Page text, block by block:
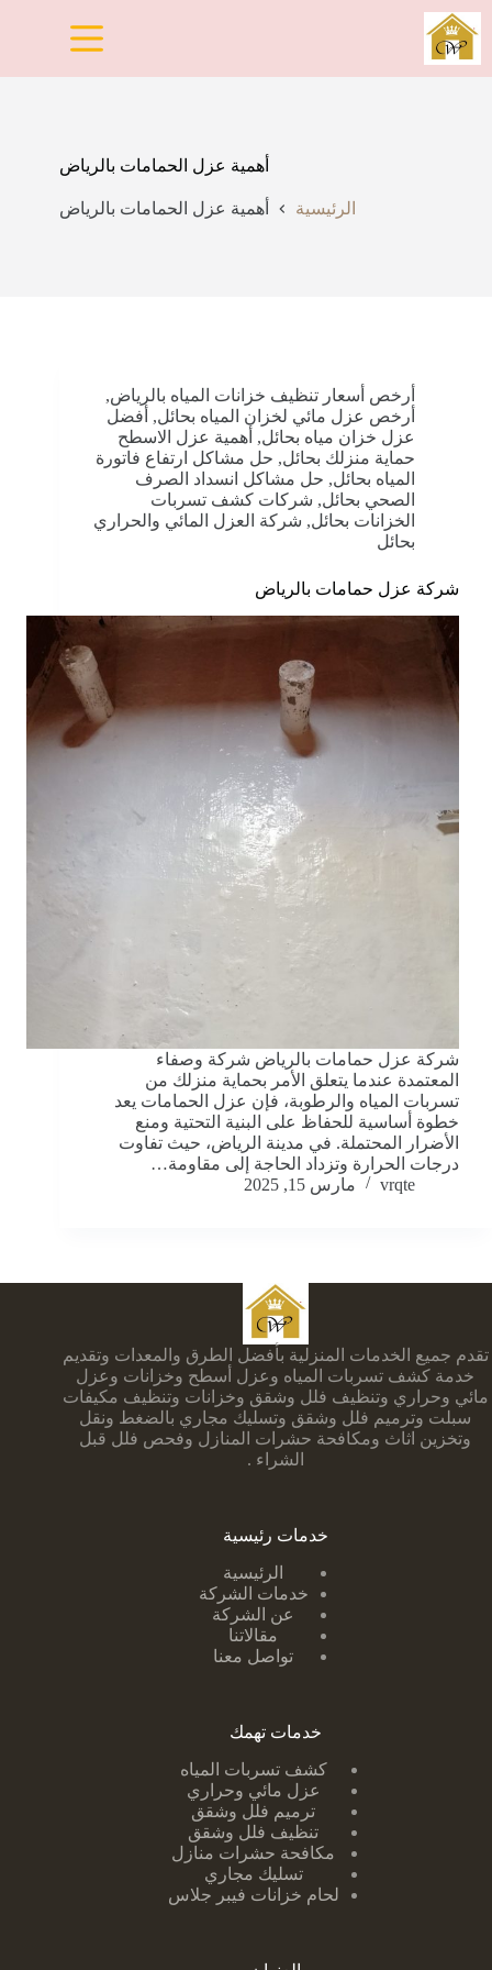
التجاوز
إلى
المحتوى
أهمية عزل الحمامات بالرياض
الرئيسية أهمية عزل الحمامات بالرياض
أرخص أسعار تنظيف خزانات المياه بالرياض,
أرخص عزل مائي لخزان المياه بحائل, أفضل
عزل خزان مياه بحائل, أهمية عزل الاسطح
حماية منزلك بحائل, حل مشاكل ارتفاع فاتورة
المياه بحائل, حل مشاكل انسداد الصرف
الصحي بحائل, شركات كشف تسربات
الخزانات بحائل, شركة العزل المائي والحراري
بحائل
شركة عزل حمامات بالرياض
شركة عزل حمامات بالرياض شركة وصفاء
المعتمدة عندما يتعلق الأمر بحماية منزلك من
تسربات المياه والرطوبة، فإن عزل الحمامات يعد
خطوة أساسية للحفاظ على البنية التحتية ومنع
الأضرار المحتملة. في مدينة الرياض، حيث تفاوت
درجات الحرارة وتزداد الحاجة إلى مقاومة…
vrqte
مارس 15, 2025
تقدم جميع الخدمات المنزلية بأفضل الطرق والمعدات وتقديم
خدمة كشف تسربات المياه وعزل أسطح وخزانات وعزل
مائي وحراري وتنظيف فلل وشقق وخزانات وتنظيف مكيفات
سبلت وترميم فلل وشقق وتسليك مجاري بالضغط ونقل
وتخزين اثاث ومكافحة حشرات المنازل وفحص فلل قبل
الشراء .
خدمات رئيسية
الرئيسية
خدمات الشركة
عن الشركة
مقالاتنا
تواصل معنا
خدمات تهمك
كشف تسربات ا لمياه
عزل مائي وحراري
ترميم فلل وشقق
تنظيف فلل وشقق
مكافحة حشرات منازل
تسليك مجاري
لحام خزانات فيبر جلاس